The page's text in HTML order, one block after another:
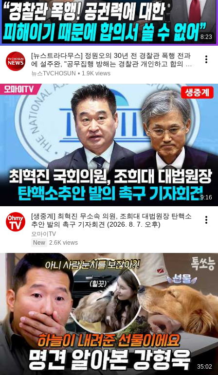
8:23
[뉴스트라다무스] 정원오의 30년 전 경찰관 폭행 전과
에 설주완, "공무집행 방해는 경찰관 개인하고 합의 못
해"
뉴스TVCHOSUN • 1.9K views
9:16
[생중계] 최혁진 무소속 의원, 조희대 대법원장 탄핵소
추안 발의 촉구 기자회견 (2026. 8. 7. 오후)
오마이TV
New 2.6K views
35:02